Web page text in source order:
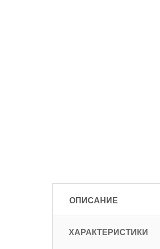
ОПИСАНИЕ
ХАРАКТЕРИСТИКИ